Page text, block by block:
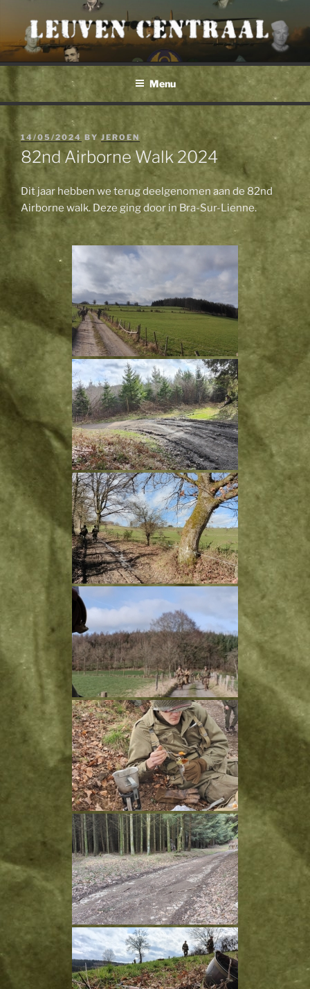
content
Menu
POSTED
ON
14/05/2024 BYJEROEN
82nd Airborne Walk 2024
Dit jaar hebben we terug deelgenomen aan de 82nd
Airborne walk. Deze ging door in Bra-Sur-Lienne.